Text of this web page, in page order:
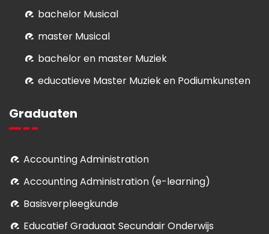
bachelor Musical
master Musical
bachelor en master Muziek
educatieve Master Muziek en Podiumkunsten
Graduaten
Accounting Administration
Accounting Administration (e-learning)
Basisverpleegkunde
Educatief Graduaat Secundair Onderwijs